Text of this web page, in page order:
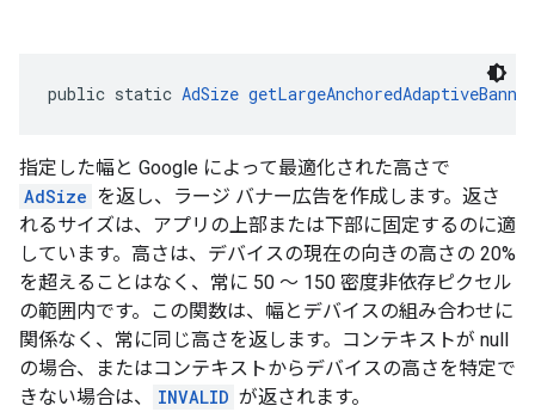
public static AdSize
指定した幅と Google によって最適化された高さで
AdSize を返し、ラージ バナー広告を作成します。返さ
れるサイズは、アプリの上部または下部に固定するのに適
しています。高さは、デバイスの現在の向きの高さの 20%
を超えることはなく、常に 50 ～ 150 密度非依存ピクセル
の範囲内です。この関数は、幅とデバイスの組み合わせに
関係なく、常に同じ高さを返します。コンテキストが null
の場合、またはコンテキストからデバイスの高さを特定で
きない場合は、
INVALID が返されます。